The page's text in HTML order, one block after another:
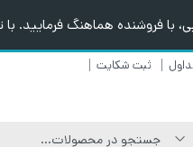
فروشنده هماهنگ فرمایید. با
ثبت شکایت